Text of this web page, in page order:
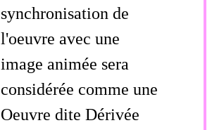
synchronisation de
l'oeuvre avec une
image animée sera
considérée comme une
Oeuvre dite Dérivée